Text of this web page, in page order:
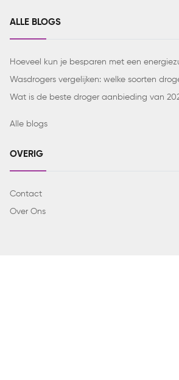
ALLE BLOGS
Hoeveel kun je besparen met een
Wasdrogers vergelijken: welke soorten
Wat is de beste droger aanbieding van
Alle blogs
OVERIG
Contact
Over Ons